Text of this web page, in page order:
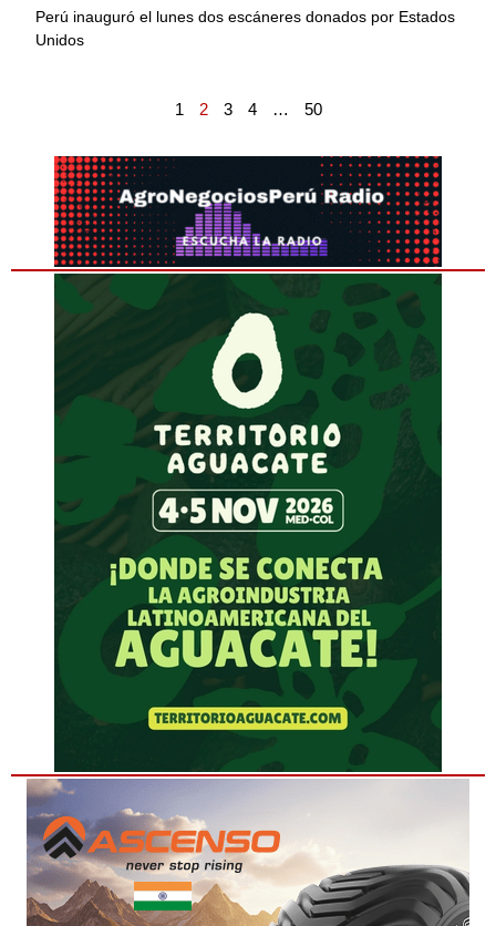
Perú inauguró el lunes dos escáneres donados por Estados
Unidos
1 2 3 4 … 50